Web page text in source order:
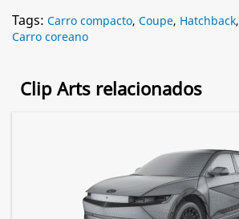
Tags: Carro compacto, Coupe, Hatchback,
Carro coreano
Clip Arts relacionados